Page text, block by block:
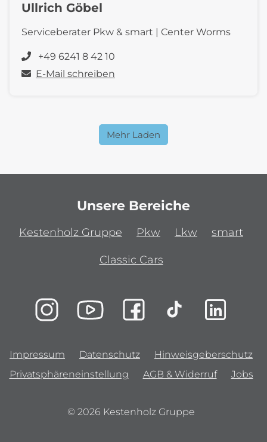
Ullrich Göbel
Serviceberater Pkw & smart | Center Worms
+49 6241 8 42 10
E-Mail schreiben
Mehr Laden
Unsere Bereiche
Kestenholz Gruppe Pkw Lkw smart
Classic Cars
Impressum Datenschutz
Hinweisgeberschutz
Privatsphäreneinstellung
AGB & Widerruf Jobs
© 2026 Kestenholz Gruppe